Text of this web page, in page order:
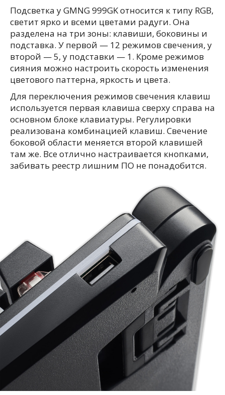
Подсветка у GMNG 999GK относится к типу RGB,
светит ярко и всеми цветами радуги. Она
разделена на три зоны: клавиши, боковины и
подставка. У первой — 12 режимов свечения, у
второй — 5, у подставки — 1. Кроме режимов
сияния можно настроить скорость изменения
цветового паттерна, яркость и цвета.
Для переключения режимов свечения клавиш
используется первая клавиша сверху справа на
основном блоке клавиатуры. Регулировки
реализована комбинацией клавиш. Свечение
боковой области меняется второй клавишей
там же. Все отлично настраивается кнопками,
забивать реестр лишним ПО не понадобится.